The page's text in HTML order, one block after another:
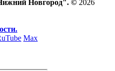
Новгород". © 2026
Max